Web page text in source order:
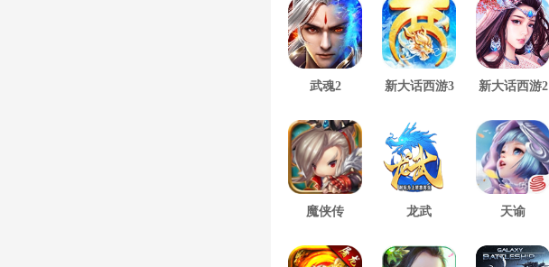
武魂2 新大话西游3 新大话西游2
魔侠传 龙武 天谕